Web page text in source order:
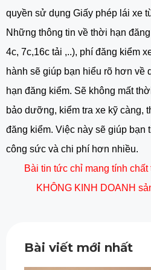
quyền sử dụng Giấy phép lái xe
Những thông tin về thời hạn
4c, 7c,16c tải ,..), phí đăng kiểm
hành sẽ giúp bạn hiểu rõ hơn về
hạn đăng kiểm. Sẽ không mất
bảo dưỡng, kiểm tra xe kỹ càng,
đăng kiểm. Việc này sẽ giúp bạn
công sức và chi phí hơn nhiều.
Bài tin tức chỉ mang tính
KHÔNG KINH DOANH
Bài viết mới nhất